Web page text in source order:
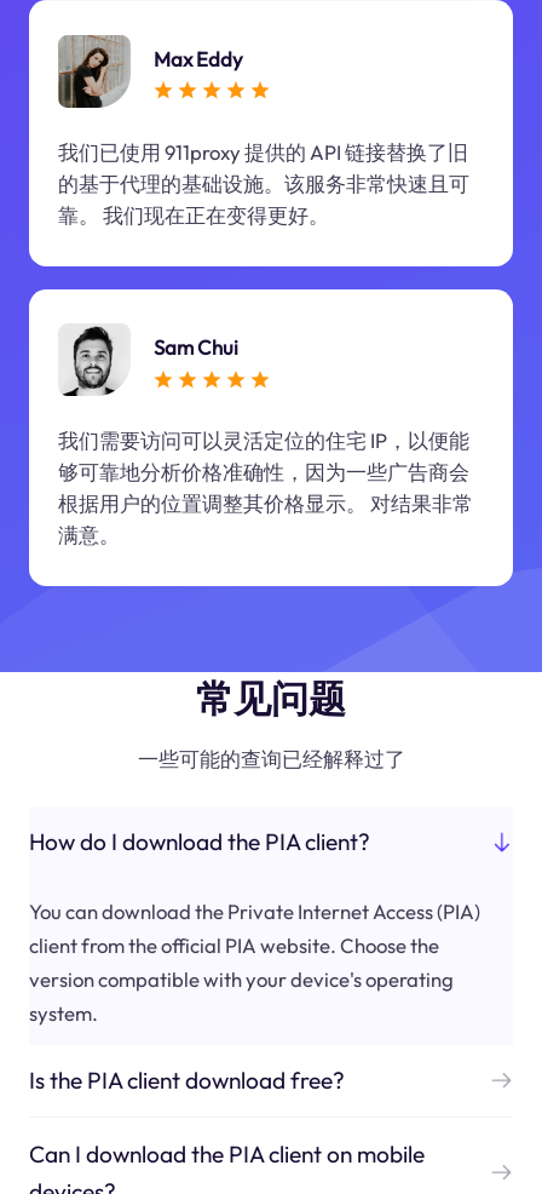
Max Eddy
我们已使用 911proxy 提供的 API 链接替换了旧
的基于代理的基础设施。该服务非常快速且可
靠。 我们现在正在变得更好。
Sam Chui
我们需要访问可以灵活定位的住宅 IP，以便能
够可靠地分析价格准确性，因为一些广告商会
根据用户的位置调整其价格显示。 对结果非常
满意。
常见问题
一些可能的查询已经解释过了
How do I download the PIA client?
You can download the Private Internet Access (PIA)
client from the official PIA website. Choose the
version compatible with your device's operating
system.
Is the PIA client download free?
Can I download the PIA client on mobile